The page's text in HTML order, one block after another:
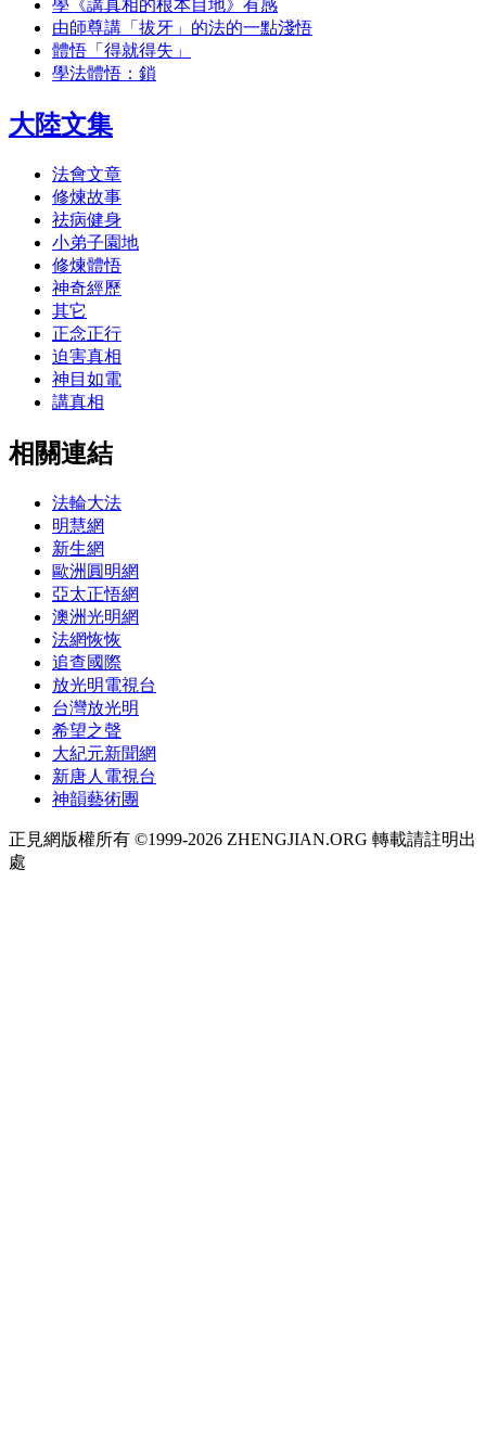
學《講真相的根本目地》有感
由師尊講「拔牙」的法的一點淺悟
體悟「得就得失」
學法體悟：鎖
大陸文集
法會文章
修煉故事
祛病健身
小弟子園地
修煉體悟
神奇經歷
其它
正念正行
迫害真相
神目如電
講真相
相關連結
法輪大法
明慧網
新生網
歐洲圓明網
亞太正悟網
澳洲光明網
法網恢恢
追查國際
放光明電視台
台灣放光明
希望之聲
大紀元新聞網
新唐人電視台
神韻藝術團
正見網版權所有 ©1999-2026 ZHENGJIAN.ORG 轉載請註明出
處